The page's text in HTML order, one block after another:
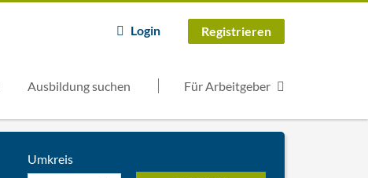
Login Registrieren
Ausbildung suchen Für Arbeitgeber
Umkreis